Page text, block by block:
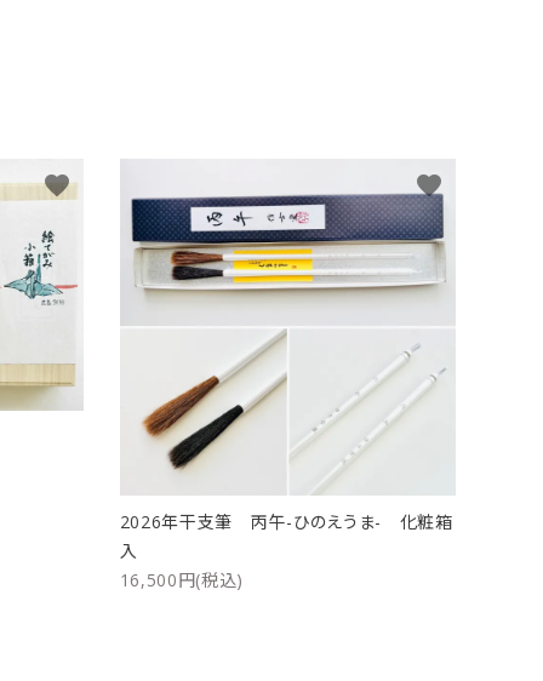
favorite
2026年干支筆 丙午-ひのえうま- 化粧箱
入
16,500円(税込)
favorite